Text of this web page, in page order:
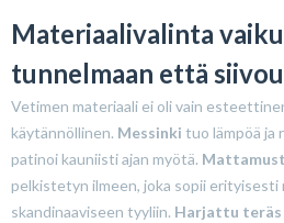
Materiaalivalinta
tunnelmaan että
Vetimen materiaali ei oli vain
käytännöllinen. Messinki tuo lämpöä ja
patinoi kauniisti ajan myötä.
pelkistetyn ilmeen, joka sopii erityisesti
skandinaaviseen tyyliin. Harjattu teräs